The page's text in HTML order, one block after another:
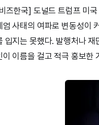
즈한국] 도널드 트럼프 미
엄 사태의 여파로 변동성이
입지는 못했다. 발행처나 재
이 이름을 걸고 적극 홍보한